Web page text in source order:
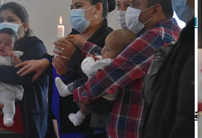
son terroristas
al nuevo ciclo de Caná